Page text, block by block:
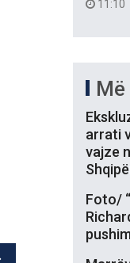
11:10
arrati
vajze
Foto/